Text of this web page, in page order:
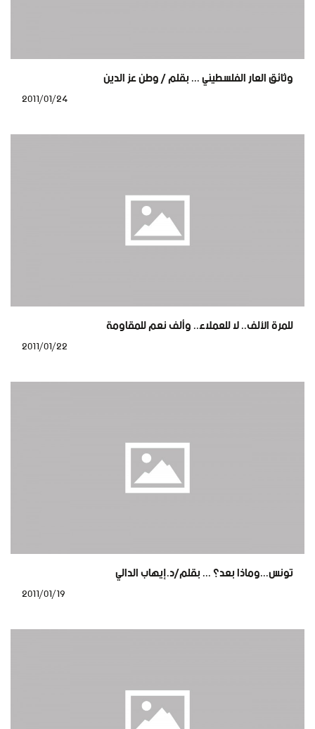
وثائق العار الفلسطيني ... بقلم / وطن عز الدين
للمرة الألف.. لا للعملاء.. وألف نعم للمقاومة
تونس...وماذا بعد؟ ... بقلم/د.إيهاب الدالي